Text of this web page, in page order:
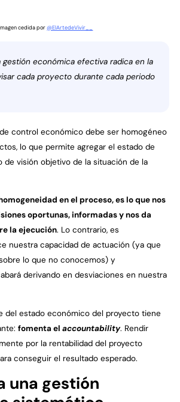
cedida por@ElArtedeVivir__
gestión económica efectiva radica en la
cada proyecto durante cada periodo
control económico debe ser homogéneo
lo que permite agregar el estado de
de visión objetivo de la situación de la
en el proceso, es lo que nos
oportunas, informadas y nos da
la ejecución. Lo contrario, es
nuestra capacidad de actuación (ya que
lo que no conocemos) y
derivando en desviaciones en nuestra
del estado económico del proyecto tiene
fomenta el accountability. Rendir
por la rentabilidad del proyecto
conseguir el resultado esperado.
una gestión